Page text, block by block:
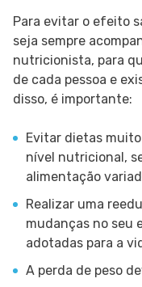
Para evitar o efeito
seja sempre
nutricionista, para
de cada pessoa e
disso, é importante:
Evitar dietas
nível nutricional,
alimentação
Realizar uma
mudanças no seu
adotadas para a
A perda de peso